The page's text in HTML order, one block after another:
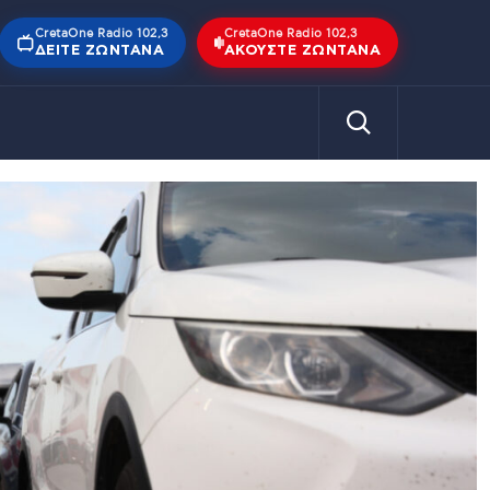
CretaOne Radio 102,3
ΔΕΊΤΕ ΖΩΝΤΑΝΆ
CretaOne Radio 102,3
ΑΚΟΎΣΤΕ ΖΩΝΤΑΝΆ